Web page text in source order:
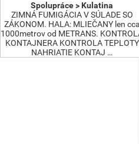
Spolupráce > Kulatina
ZIMNÁ FUMIGÁCIA V SÚLADE SO
ZÁKONOM. HALA: MLIEČANY len cca
1000metrov od METRANS.
KONTAJNERA KONTROLA TEPLOTY
NAHRIATIE KONTAJ …